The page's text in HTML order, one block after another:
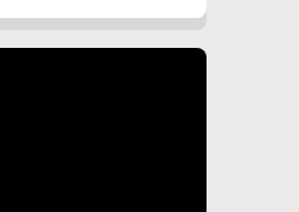
سپاه: دو
۱۲:۵۹
ترامپ مدعی